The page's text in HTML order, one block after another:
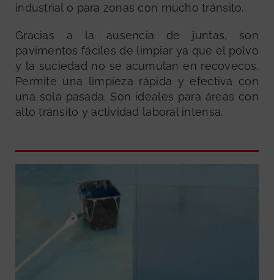
industrial o para zonas con mucho tránsito.
Gracias a la ausencia de juntas, son
pavimentos fáciles de limpiar ya que el polvo
y la suciedad no se acumulan en recovecos.
Permite una limpieza rápida y efectiva con
una sola pasada. Son ideales para áreas con
alto tránsito y actividad laboral intensa.